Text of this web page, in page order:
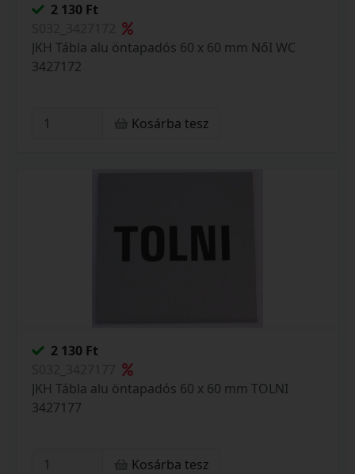
2 130 Ft
JKH Tábla alu öntapadós 60 x 60 mm NőI WC
3427172
Kosárba tesz
2 130 Ft
JKH Tábla alu öntapadós 60 x 60 mm TOLNI
3427177
Kosárba tesz